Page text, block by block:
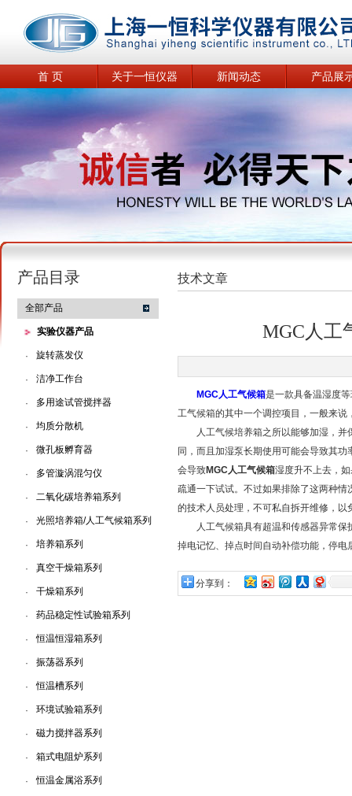
首 页 关于一恒仪器 新闻动态 产品展
产品目录
全部产品
实验仪器产品
· 旋转蒸发仪
· 洁净工作台
· 多用途试管搅拌器
· 均质分散机
· 微孔板孵育器
· 多管漩涡混匀仪
· 二氧化碳培养箱系列
· 光照培养箱/人工气候箱系列
· 培养箱系列
· 真空干燥箱系列
· 干燥箱系列
· 药品稳定性试验箱系列
· 恒温恒湿箱系列
· 振荡器系列
· 恒温槽系列
· 环境试验箱系列
· 磁力搅拌器系列
· 箱式电阻炉系列
· 恒温金属浴系列
技术文章
MGC人工
MGC人工气候箱是一款具备温湿度
工气候箱的其中一个调控项目，一般来
人工气候培养箱之所以能够加湿，并
同，而且加湿泵长期使用可能会导致其
会导致MGC人工气候箱湿度升不上去，
疏通一下试试。不过如果排除了这两种
的技术人员处理，不可私自拆开维修，以
人工气候箱具有超温和传感器异常保
掉电记忆、掉点时间自动补偿功能，停
分享到：